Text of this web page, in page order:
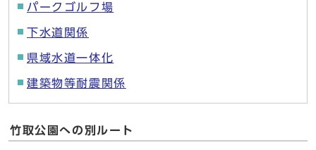
パークゴルフ場
下水道関係
県域水道一体化
建築物等耐震関係
竹取公園への別ルート